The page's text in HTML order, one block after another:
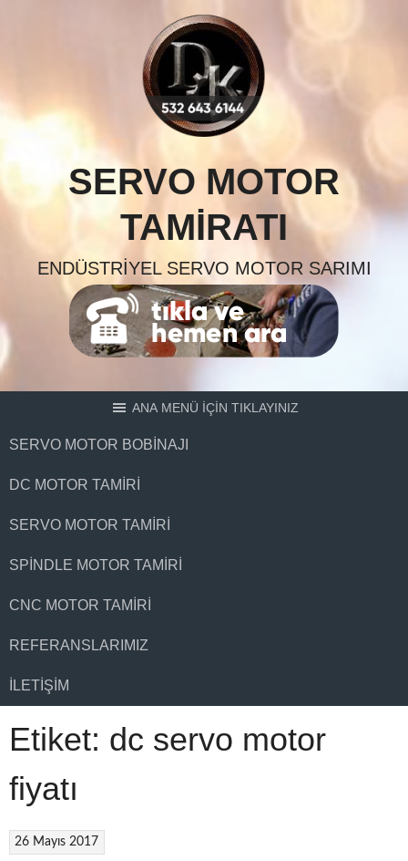
SERVO MOTOR
TAMIRATI
ENDÜSTRIYEL SERVO MOTOR SARIMI
ANA MENÜ İÇİN TIKLAYINIZ
SERVO MOTOR BOBINAJI
DC MOTOR TAMIRI
SERVO MOTOR TAMIRI
SPINDLE MOTOR TAMIRI
CNC MOTOR TAMIRI
REFERANSLARIMIZ
İLETIŞIM
Etiket: dc servo motor
fiyatı
26 Mayıs 2017